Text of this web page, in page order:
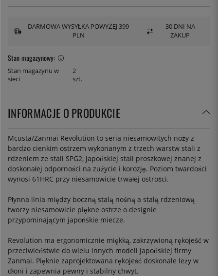
Stan magazynowy:
Stan magazynu w
sieci
2
szt.
DARMOWA WYSYŁKA POWYŻEJ 399
PLN
30 DNI NA
ZAKUP
INFORMACJE O PRODUKCIE
Mcusta/Zanmai Revolution to seria niesamowitych noży z
bardzo cienkim ostrzem wykonanym z trzech warstw stali z
rdzeniem ze stali SPG2, japońskiej stali proszkowej znanej z
doskonałej odporności na zużycie i korozję. Poziom twardości
wynosi 61HRC przy niesamowicie trwałej ostrości.
Płynna linia między boczną stalą nośną a stalą rdzeniową
tworzy niesamowicie piękne ostrze o designie
przypominającym japońskie miecze.
Revolution ma ergonomicznie miękką, zakrzywioną rękojeść w
przeciwieństwie do wielu innych modeli japońskiej firmy
Zanmai. Pięknie zaprojektowana rękojeść doskonale leży w
dłoni i zapewnia pewny i stabilny chwyt.